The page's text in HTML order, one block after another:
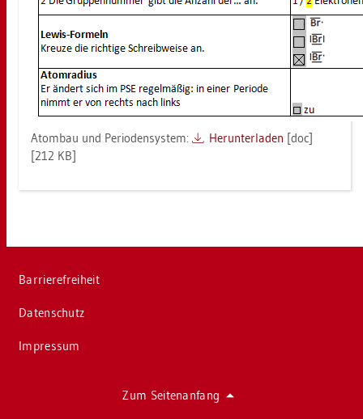
Atom­bau und Pe­ri­oden­sys­tem: Her­un­ter­la­den [doc]
[212 KB]
Bar­rie­re­frei­heit
Da­ten­schutz
Im­pres­sum
Zum Sei­ten­an­fang